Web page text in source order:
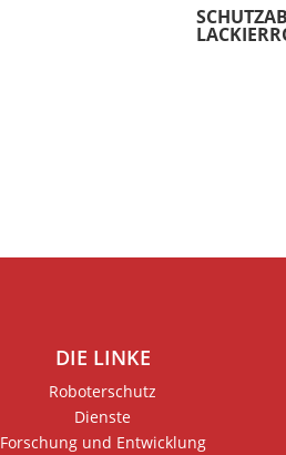
DIE LINKE
Roboterschutz
Dienste
Forschung und Entwicklung